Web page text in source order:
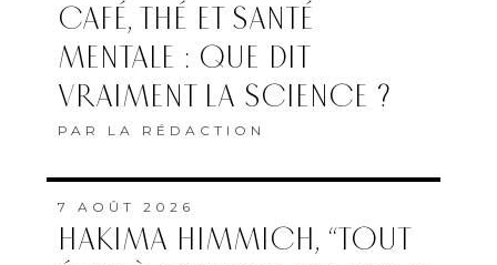
CAFÉ, THÉ ET SANTÉ
MENTALE : QUE DIT
VRAIMENT LA SCIENCE ?
PAR LA RÉDACTION
7 AOÛT 2026
HAKIMA HIMMICH, “TOUT